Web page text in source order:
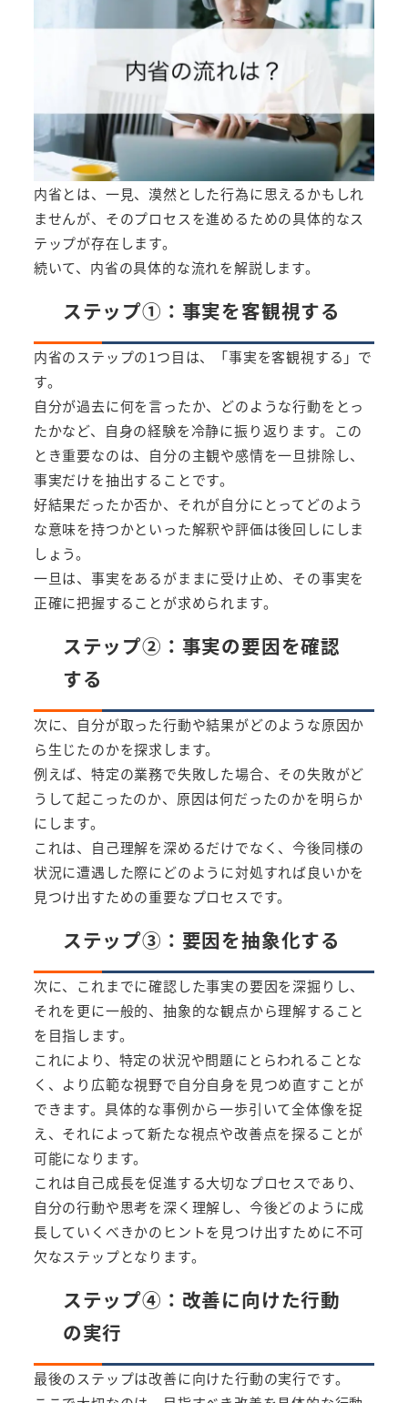
内省とは、一見、漠然とした行為に思えるかもしれ
ませんが、そのプロセスを進めるための具体的なス
テップが存在します。
続いて、内省の具体的な流れを解説します。
ステップ①：事実を客観視する
内省のステップの1つ目は、「事実を客観視する」で
す。
自分が過去に何を言ったか、どのような行動をとっ
たかなど、自身の経験を冷静に振り返ります。この
とき重要なのは、自分の主観や感情を一旦排除し、
事実だけを抽出することです。
好結果だったか否か、それが自分にとってどのよう
な意味を持つかといった解釈や評価は後回しにしま
しょう。
一旦は、事実をあるがままに受け止め、その事実を
正確に把握することが求められます。
ステップ②：事実の要因を確認
する
次に、自分が取った行動や結果がどのような原因か
ら生じたのかを探求します。
例えば、特定の業務で失敗した場合、その失敗がど
うして起こったのか、原因は何だったのかを明らか
にします。
これは、自己理解を深めるだけでなく、今後同様の
状況に遭遇した際にどのように対処すれば良いかを
見つけ出すための重要なプロセスです。
ステップ③：要因を抽象化する
次に、これまでに確認した事実の要因を深掘りし、
それを更に一般的、抽象的な観点から理解すること
を目指します。
これにより、特定の状況や問題にとらわれることな
く、より広範な視野で自分自身を見つめ直すことが
できます。具体的な事例から一歩引いて全体像を捉
え、それによって新たな視点や改善点を探ることが
可能になります。
これは自己成長を促進する大切なプロセスであり、
自分の行動や思考を深く理解し、今後どのように成
長していくべきかのヒントを見つけ出すために不可
欠なステップとなります。
ステップ④：改善に向けた行動
の実行
最後のステップは改善に向けた行動の実行です。